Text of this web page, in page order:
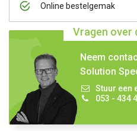
Online bestelgemak
Vragen over
Neem
Solution
Stuur een
053 - 434